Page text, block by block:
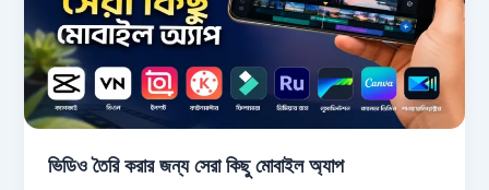
ভিডিও তৈরি করার জন্য সেরা কিছু মোবাইল অ্যাপ